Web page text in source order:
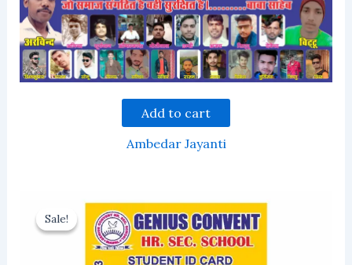
Add to cart
Ambedar Jayanti
Sale!
Sale!